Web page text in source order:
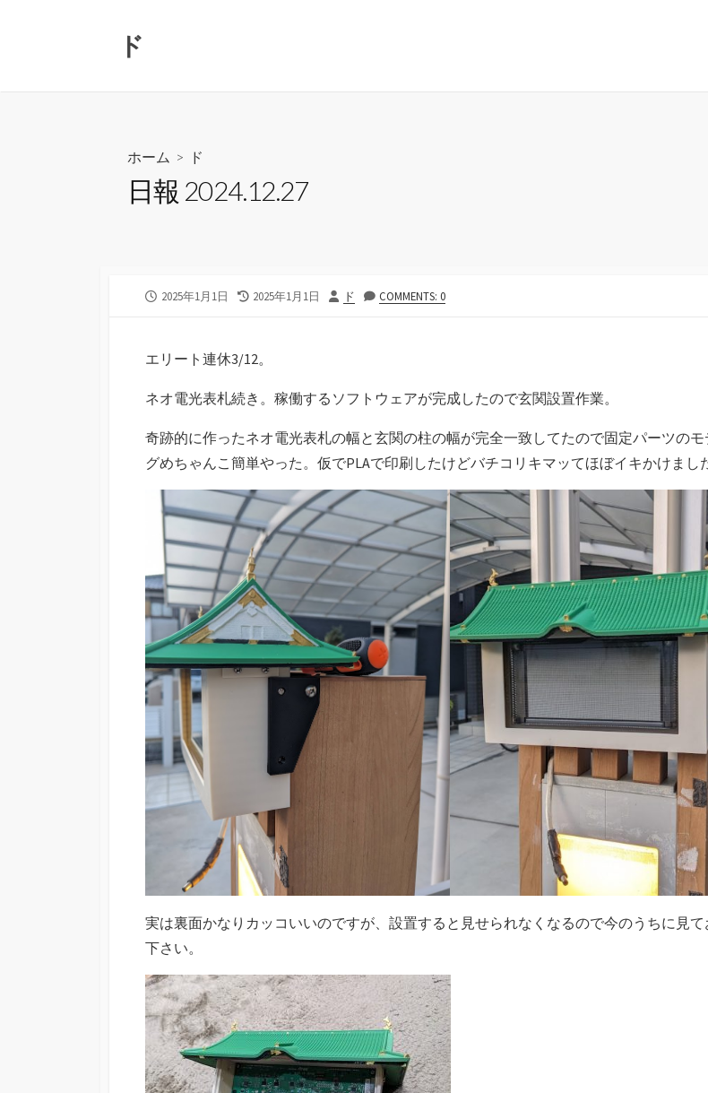
ド
ホーム > ド
日報 2024.12.27
公
2025年1月1日
最
日
2025年1月1日
投
ド COMMENTS: 0
エリート連休3/12。
ネオ電光表札続き。稼働するソフトウェアが完成したので玄関設置作業。
奇跡的に作ったネオ電光表札の幅と玄関の柱の幅が完全一致してたので固定パーツのモ
グめちゃんこ簡単やった。仮でPLAで印刷したけどバチコリキマッてほぼイキかけまし
実は裏面かなりカッコいいのですが、設置すると見せられなくなるので今のうちに見て
下さい。